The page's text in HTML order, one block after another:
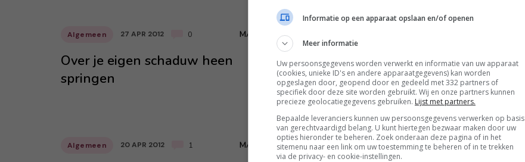
Algemeen 27 APR 2012 0 MARA
Over je eigen schaduw heen
springen
Buitenzitten voor beginners
Algemeen 20 APR 2012 1 MARA Algemeen 04 APR 2012 2 MARA
Informatie op een apparaat opslaan en/of openen
Meer informatie
Uw persoonsgegevens worden verwerkt en informatie van uw apparaat
(cookies, unieke ID's en andere apparaatgegevens) kan worden
opgeslagen door, geopend door en gedeeld met 332 partners of
specifiek door deze site worden gebruikt. Wij en onze partners kunnen
precieze geolocatiegegevens gebruiken. Lijst met partners.
Bepaalde leveranciers kunnen uw persoonsgegevens verwerken op basis
van gerechtvaardigd belang. U kunt hiertegen bezwaar maken door uw
opties hieronder te beheren. Zoek onderaan deze pagina of in het
sitemenu naar een link om uw toestemming te beheren of in te trekken
via de privacy- en cookie-instellingen.